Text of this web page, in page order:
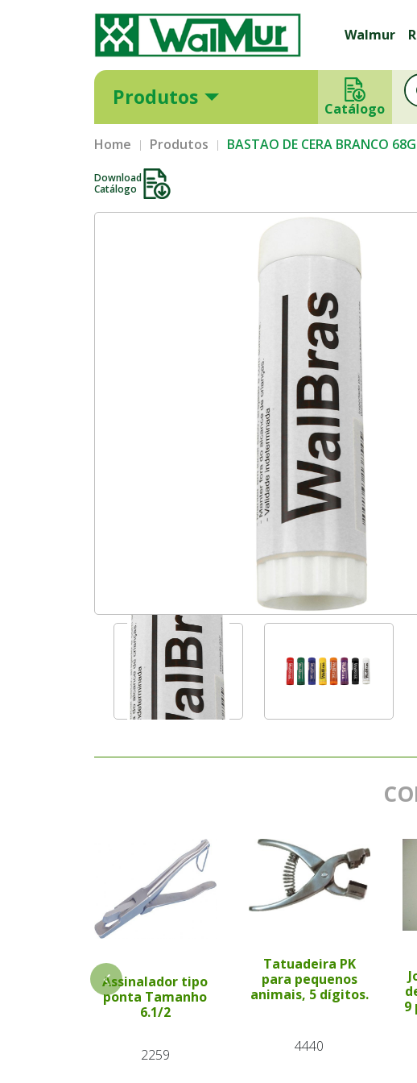
Walmur
Produtos Catálogo
Home Produtos BASTAO DE CERA BRANCO
Download
Catálogo
Assinalador tipo
ponta Tamanho
6.1/2
2259
Tatuadeira PK
para pequenos
animais, 5 dígitos.
4440
9